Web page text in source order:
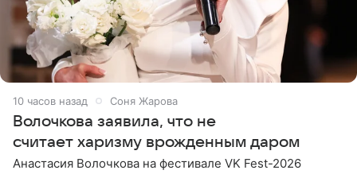
10 часов назад Соня Жарова
Волочкова заявила, что не
считает харизму врожденным даром
Анастасия Волочкова на фестивале VK Fest-2026